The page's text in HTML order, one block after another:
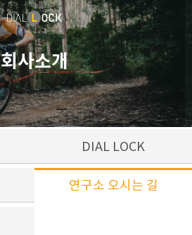
회사소개
DIAL LOCK
연구소 오시는 길